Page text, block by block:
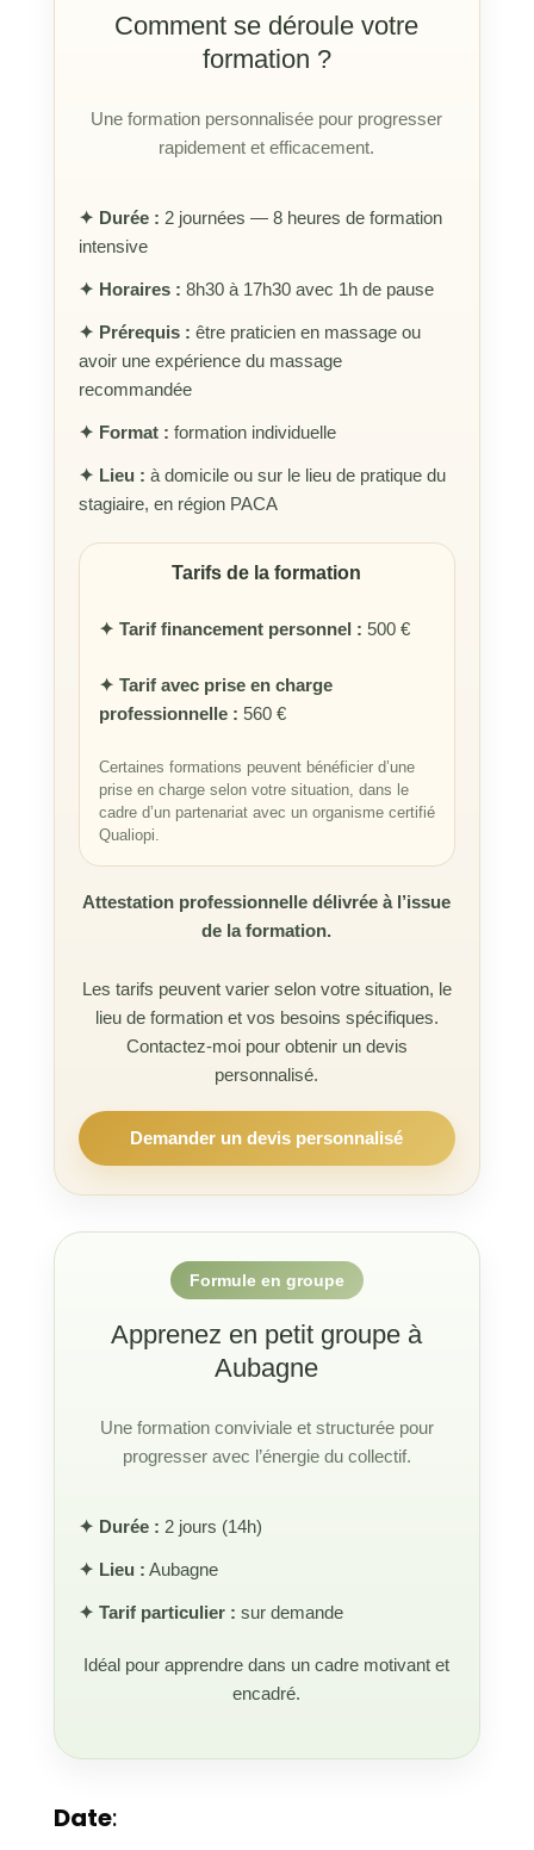
Comment se déroule votre
formation ?
Une formation personnalisée pour progresser
rapidement et efficacement.
✦ Durée : 2 journées — 8 heures de formation
intensive
✦ Horaires : 8h30 à 17h30 avec 1h de pause
✦ Prérequis : être praticien en massage ou
avoir une expérience du massage
recommandée
✦ Format : formation individuelle
✦ Lieu : à domicile ou sur le lieu de pratique du
stagiaire, en région PACA
Tarifs de la formation
✦ Tarif financement personnel : 500 €
✦ Tarif avec prise en charge
professionnelle : 560 €
Certaines formations peuvent bénéficier d’une
prise en charge selon votre situation, dans le
cadre d’un partenariat avec un organisme certifié
Qualiopi.
Attestation professionnelle délivrée à l’issue
de la formation.
Les tarifs peuvent varier selon votre situation, le
lieu de formation et vos besoins spécifiques.
Contactez-moi pour obtenir un devis
personnalisé.
Demander un devis personnalisé
Formule en groupe
Apprenez en petit groupe à
Aubagne
Une formation conviviale et structurée pour
progresser avec l’énergie du collectif.
✦ Durée : 2 jours (14h)
✦ Lieu : Aubagne
✦ Tarif particulier : sur demande
Idéal pour apprendre dans un cadre motivant et
encadré.
Date: